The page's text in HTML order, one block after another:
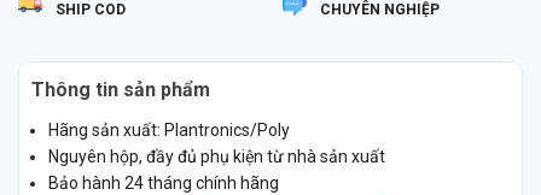
SHIP COD
CHUYÊN NGHIỆP
Thông tin sản phẩm
Hãng sản xuất: Plantronics/Poly
Nguyên hộp, đầy đủ phụ kiện từ nhà sản xuất
Bảo hành 24 tháng chính hãng